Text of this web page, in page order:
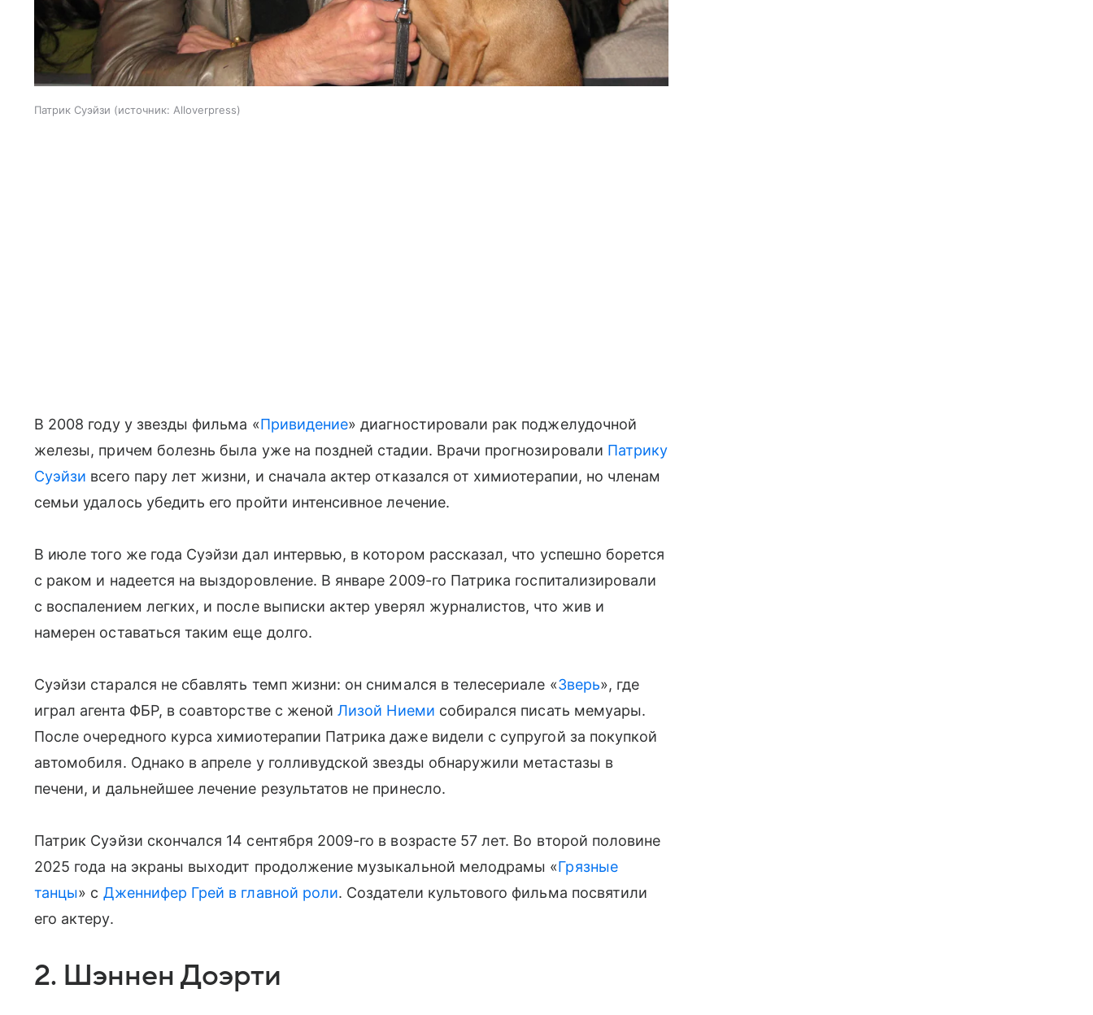
Патрик Суэйзи источник: Alloverpress
В 2008 году у звезды фильма «Привидение» диагностировали рак поджелудочной
железы, причем болезнь была уже на поздней стадии. Врачи прогнозировали Патрику
Суэйзи всего пару лет жизни, и сначала актер отказался от химиотерапии, но членам
семьи удалось убедить его пройти интенсивное лечение.
В июле того же года Суэйзи дал интервью, в котором рассказал, что успешно борется
с раком и надеется на выздоровление. В январе 2009-го Патрика госпитализировали
с воспалением легких, и после выписки актер уверял журналистов, что жив и
намерен оставаться таким еще долго.
Суэйзи старался не сбавлять темп жизни: он снимался в телесериале «Зверь», где
играл агента ФБР, в соавторстве с женойЛизой Ниеми собирался писать мемуары.
После очередного курса химиотерапии Патрика даже видели с супругой за покупкой
автомобиля. Однако в апреле у голливудской звезды обнаружили метастазы в
печени, и дальнейшее лечение результатов не принесло.
Патрик Суэйзи скончался 14 сентября 2009-го в возрасте 57 лет. Во второй половине
2025 года на экраны выходит продолжение музыкальной мелодрамы «Грязные
танцы» с Дженнифер Грей в главной роли. Создатели культового фильма посвятили
его актеру.
2. Шэннен Доэрти